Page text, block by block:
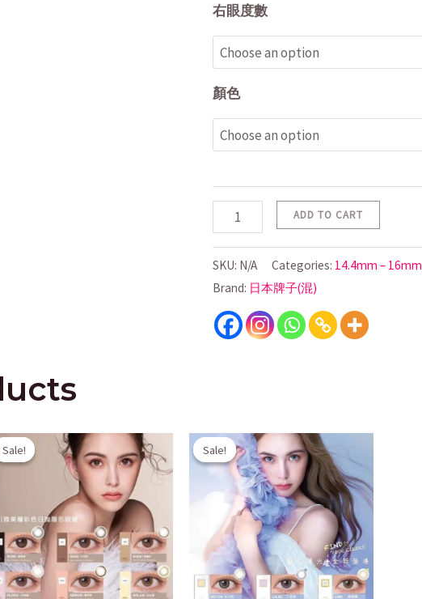
右眼度數
顏色
ADD TO CART
SKU: N/A Categories: 14.4mm – 16mm
Brand: 日本牌子(混)
Sale!
Sale!
Original
price
was:
$158.00.
Current
price
is:
$100.00.
Sale!
Sale!
Original
price
was:
$158.00.
Current
price
is:
$100.00.